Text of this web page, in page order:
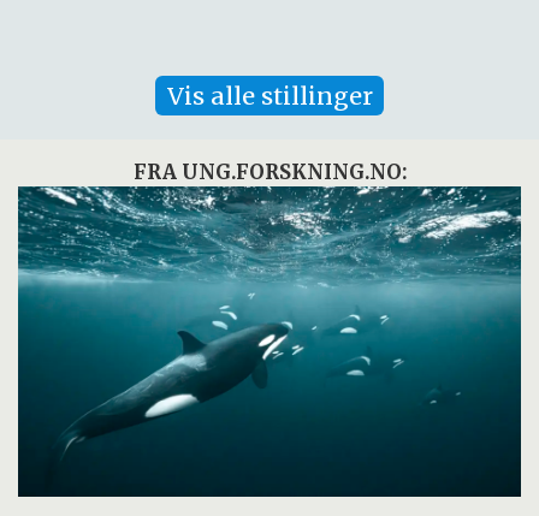
Vis alle stillinger
FRA UNG.FORSKNING.NO: